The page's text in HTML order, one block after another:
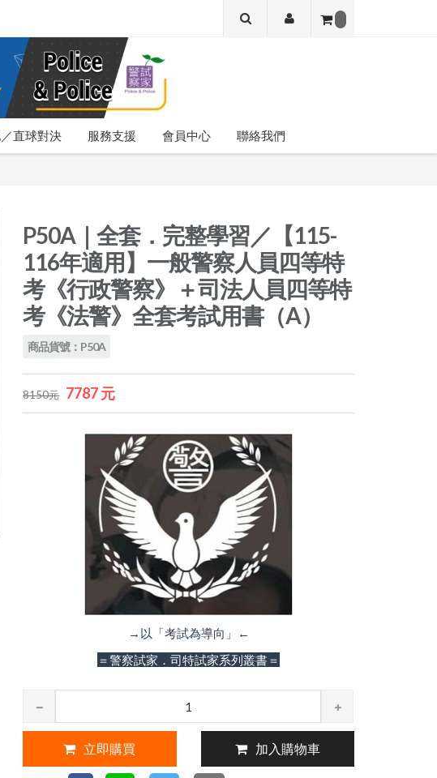
直球對決 服務支援 會員中心 聯絡我們
P50A｜全套．完整學習／【115-
116年適用】一般警察人員四等特
考《行政警察》＋司法人員四等特
考《法警》全套考試用書（A）
商品貨號：P50A
8150元 7787 元
→以「考試為導向」←
＝警察試家．司特試家系列叢書＝
立即購買 加入購物車